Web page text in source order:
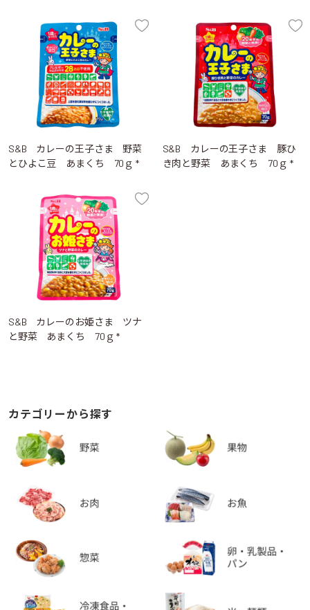
S&B カレーの王子さま 野菜
とひよこ豆 あまくち 70ｇ *
S&B カレーの王子さま 豚ひ
き肉と野菜 あまくち 70ｇ *
S&B カレーのお姫さま ツナ
と野菜 あまくち 70ｇ *
カテゴリーから探す